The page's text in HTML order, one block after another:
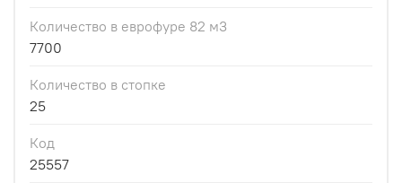
Количество в еврофуре 82 м3
7700
Количество в стопке
25
Код
25557